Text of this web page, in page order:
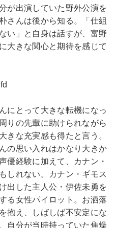
が出演していた野外公演を
さんは後から知る。「仕組
い」と自身は話すが、富野
大きな関心と期待を感じて
にとって大きな転機になっ
りの先輩に助けられながら
きな充実感も得たと言う。
の思い入れはかなり大きか
優経験に加えて、カナン・
しれない。カナン・ギモス
出した主人公・伊佐未勇を
る女性パイロット。お洒落
抱え、しばしば不安定にな
自分が当時持っていた焦燥